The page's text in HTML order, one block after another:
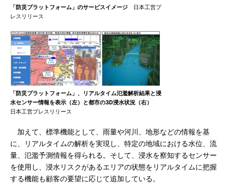
「防災プラットフォーム」のサービスイメージ 日本工営プ
レスリリース
「防災プラットフォーム」、リアルタイム氾濫解析結果と浸
水センサー情報を表示（左）と都市の3D浸水状況（右）
日本工営プレスリリース
加えて、標準機能として、雨量や河川、地形などの情報を基
に、リアルタイムの解析を実現し、特定の地域における水位、流
量、氾濫予測情報を得られる。そして、浸水を察知するセンサー
を使用し、浸水リスクがあるエリアの状態をリアルタイムに把握
する機能も顧客の要望に応じて追加している。